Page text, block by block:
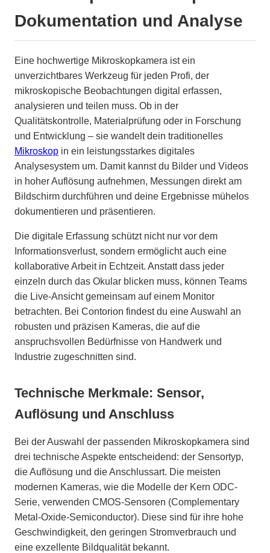
Dokumentation und Analyse
Eine hochwertige Mikroskopkamera ist ein
unverzichtbares Werkzeug für jeden Profi, der
mikroskopische Beobachtungen digital erfassen,
analysieren und teilen muss. Ob in der
Qualitätskontrolle, Materialprüfung oder in Forschung
und Entwicklung – sie wandelt dein traditionelles
Mikroskop in ein leistungsstarkes digitales
Analysesystem um. Damit kannst du Bilder und Videos
in hoher Auflösung aufnehmen, Messungen direkt am
Bildschirm durchführen und deine Ergebnisse mühelos
dokumentieren und präsentieren.
Die digitale Erfassung schützt nicht nur vor dem
Informationsverlust, sondern ermöglicht auch eine
kollaborative Arbeit in Echtzeit. Anstatt dass jeder
einzeln durch das Okular blicken muss, können Teams
die Live-Ansicht gemeinsam auf einem Monitor
betrachten. Bei Contorion findest du eine Auswahl an
robusten und präzisen Kameras, die auf die
anspruchsvollen Bedürfnisse von Handwerk und
Industrie zugeschnitten sind.
Technische Merkmale: Sensor,
Auflösung und Anschluss
Bei der Auswahl der passenden Mikroskopkamera sind
drei technische Aspekte entscheidend: der Sensortyp,
die Auflösung und die Anschlussart. Die meisten
modernen Kameras, wie die Modelle der Kern ODC-
Serie, verwenden CMOS-Sensoren (Complementary
Metal-Oxide-Semiconductor). Diese sind für ihre hohe
Geschwindigkeit, den geringen Stromverbrauch und
eine exzellente Bildqualität bekannt.